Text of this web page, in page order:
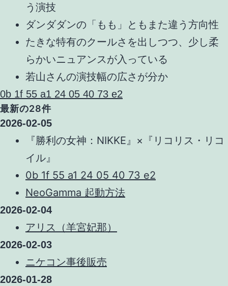
う演技
ダンダダンの「もも」ともまた違う方向性
たきな特有のクールさを出しつつ、少し柔
らかいニュアンスが入っている
若山さんの演技幅の広さが分か
0b 1f 55 a1 24 05 40 73 e2
最新の28件
2026-02-05
『勝利の女神：NIKKE』×『リコリス・リコ
イル』
0b 1f 55 a1 24 05 40 73 e2
NeoGamma 起動方法
2026-02-04
アリス（羊宮妃那）
2026-02-03
ニケコン事後販売
2026-01-28